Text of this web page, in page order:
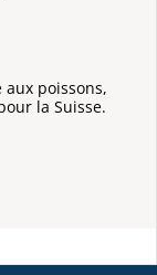
poissons,
la Suisse.